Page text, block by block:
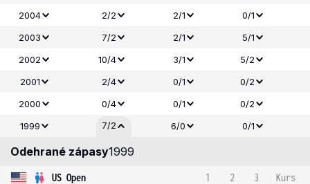
2004
2/2 2/1
0/1
2003
7/2 2/1
5/1
2002
10/4 3/1
5/2
2001
2/4 0/1
0/2
2000
0/4 0/1
0/2
1999
7/2 6/0 0/1
Odehrané zápasy1999
US Open 1 2 3
Kurs